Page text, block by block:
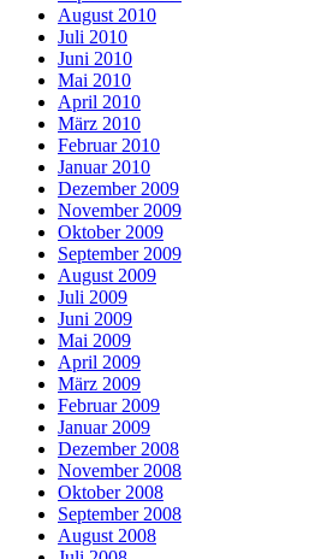
August 2010
Juli 2010
Juni 2010
Mai 2010
April 2010
März 2010
Februar 2010
Januar 2010
Dezember 2009
November 2009
Oktober 2009
September 2009
August 2009
Juli 2009
Juni 2009
Mai 2009
April 2009
März 2009
Februar 2009
Januar 2009
Dezember 2008
November 2008
Oktober 2008
September 2008
August 2008